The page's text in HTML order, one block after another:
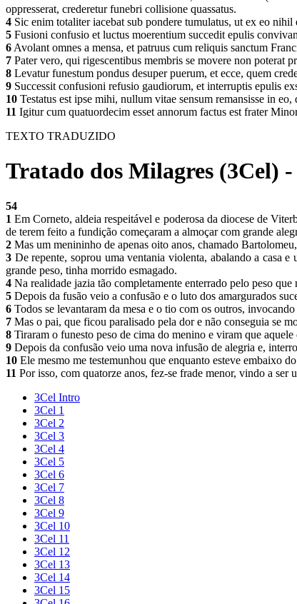
oppresserat, crederetur funebri collisione quassatus.
4 Sic enim totaliter iacebat sub pondere tumulatus, ut ex eo nihil
5 Fusioni confusio et luctus moerentium succedit epulis
6 Avolant omnes a mensa, et patruus cum reliquis sanctum
7 Pater vero, qui rigescentibus membris se movere non poterat
8 Levatur funestum pondus desuper puerum, et ecce, quem
9 Successit confusioni refusio gaudiorum, et interruptis epulis
10 Testatus est ipse mihi, nullum vitae sensum remansisse in
11 Igitur cum quatuordecim esset annorum factus est frater
TEXTO TRADUZIDO
Tratado dos Milagres (3Cel) -
54
1 Em Corneto, aldeia respeitável e poderosa da diocese de
de terem feito a fundição começaram a almoçar com grande
2 Mas um menininho de apenas oito anos, chamado
3 De repente, soprou uma ventania violenta, abalando a casa
grande peso, tinha morrido esmagado.
4 Na realidade jazia tão completamente enterrado pelo peso que
5 Depois da fusão veio a confusão e o luto dos amargurados
6 Todos se levantaram da mesa e o tio com os outros,
7 Mas o pai, que ficou paralisado pela dor e não conseguia se
8 Tiraram o funesto peso de cima do menino e viram que
9 Depois da confusão veio uma nova infusão de alegria e,
10 Ele mesmo me testemunhou que enquanto esteve embaixo
11 Por isso, com quatorze anos, fez-se frade menor, vindo a ser
3Cel Intro
3Cel 1
3Cel 2
3Cel 3
3Cel 4
3Cel 5
3Cel 6
3Cel 7
3Cel 8
3Cel 9
3Cel 10
3Cel 11
3Cel 12
3Cel 13
3Cel 14
3Cel 15